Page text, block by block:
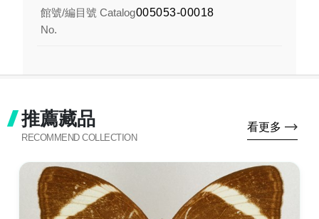
館號/編目號 Catalog
No.
005053-00018
推薦藏品
RECOMMEND COLLECTION
看更多